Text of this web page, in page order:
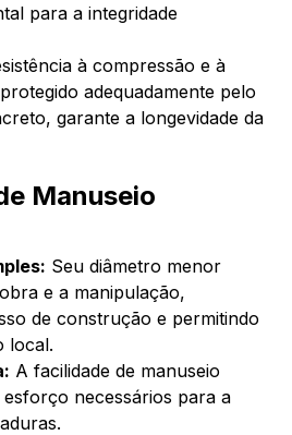
para a integridade
à compressão e à
adequadamente pelo
garante a longevidade da
Manuseio
Seu diâmetro menor
e a manipulação,
de construção e permitindo
local.
A facilidade de manuseio
necessários para a